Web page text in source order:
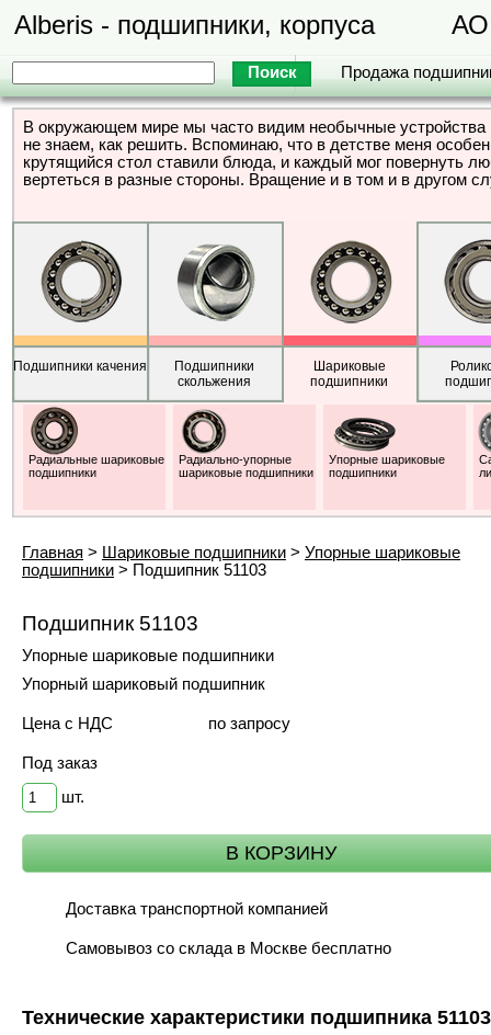
Alberis - подшипники, корпуса АО
Продажа
В окружающем мире мы часто видим необычные устройства
не знаем, как решить. Вспоминаю, что в детстве меня
крутящийся стол ставили блюда, и каждый мог повернуть
вертеться в разные стороны. Вращение и в том и в другом
Подшипники качения
Подшипники
скольжения
Шариковые
подшипники
Радиальные шариковые
подшипники
Радиально-упорные
шариковые подшипники
Упорные шариковые
подшипники
Главная > Шариковые подшипники > Упорные шариковые
подшипники > Подшипник 51103
Подшипник 51103
Упорные шариковые подшипники
Упорный шариковый подшипник
Цена с НДС по запросу
Под заказ
шт.
Доставка транспортной компанией
Самовывоз со склада в Москве бесплатно
Технические характеристики подшипника 51103